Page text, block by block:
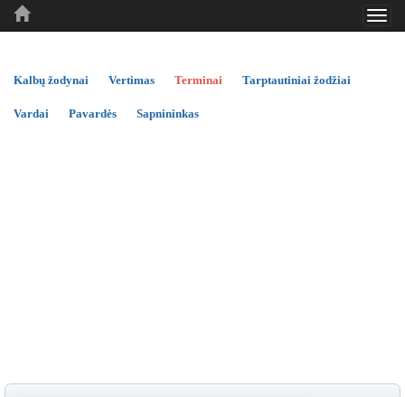
..
..
Kalbų žodynai Vertimas Terminai Tarptautiniai žodžiai
Vardai Pavardės Sapnininkas